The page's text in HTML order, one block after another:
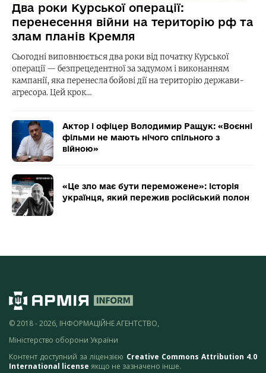
Два роки Курської операції:
перенесення війни на територію рф та
злам планів Кремля
Сьогодні виповнюється два роки від початку Курської
операції — безпрецедентної за задумом і виконанням
кампанії, яка перенесла бойові дії на територію держави-
агресора. Цей крок…
Актор і офіцер Володимир Ращук: «Воєнні
фільми не мають нічого спільного з
війною»
«Це зло має бути переможене»: історія
українця, який пережив російський полон
© 2018 - 2026, ІНФОРМАЦІЙНЕ АГЕНТСТВО,
Міністерство оборони України
Контент доступний за ліцензією Creative Commons Attribution 4.0
International license якщо не зазначено інше.